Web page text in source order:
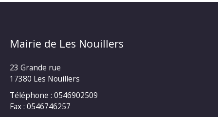
Mairie de Les Nouillers
23 Grande rue
17380 Les Nouillers
Téléphone : 0546902509
Fax : 0546746257